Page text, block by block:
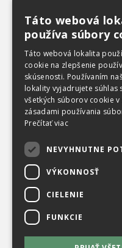
CELKOVÝ PREHĽAD
BALÍKOVACIE LISY 3 – 12 T
LISOVACIE KONTAJNERY
STACIONÁRNE LISY S
TRIEDIACE LINKY
PRÍSLUŠENSTVO A
OBCHODNÉ PODMIENKY
Na prevzatie
O spoločnosti
Kariéra
Referencie
Táto webová
používa súbory
Táto webová lokalita
cookie na zlepšenie
skúsenosti. Používaním
lokality vyjadrujete súhlas
všetkých súborov cookie v
zásadami používania
Prečítať viac
NEVYHNUTNE
VÝKONNOSŤ
CIELENIE
FUNKCIE